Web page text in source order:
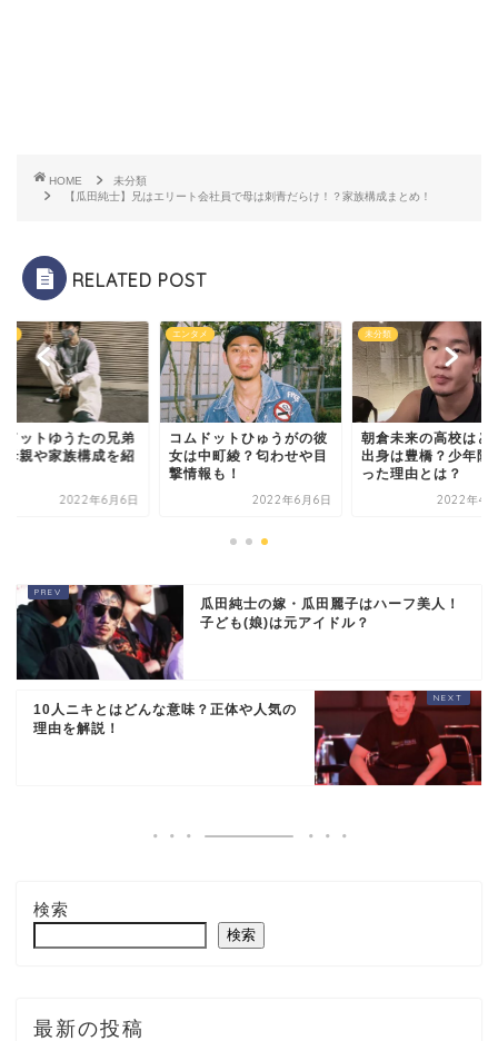
HOME
未分類
【瓜田純士】兄はエリート会社員で母は刺青だらけ！？家族構成まとめ！
RELATED POST
ドットゆうたの兄弟
母親や家族構成を紹
2022年6月6日
エンタメ
コムドットひゅうがの彼
女は中町綾？匂わせや目
撃情報も！
2022年6月6日
未分類
朝倉未来の高校はど
出身は豊橋？少年院
った理由とは？
2022年4
瓜田純士の嫁・瓜田麗子はハーフ美人！
子ども(娘)は元アイドル？
10人ニキとはどんな意味？正体や人気の
理由を解説！
検索
検索
最新の投稿